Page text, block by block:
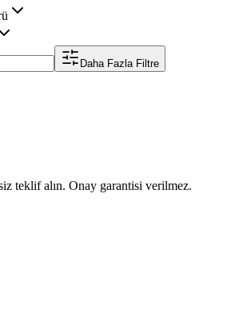
Daha Fazla Filtre
teklif alın. Onay garantisi verilmez.